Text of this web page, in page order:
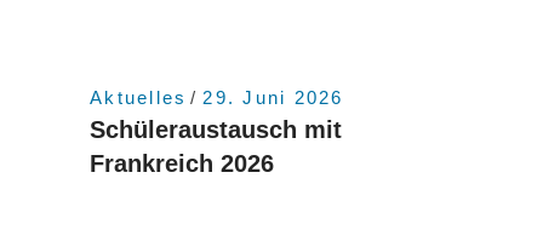
Aktuelles 29. Juni 2026
Schüleraustausch mit
Frankreich 2026